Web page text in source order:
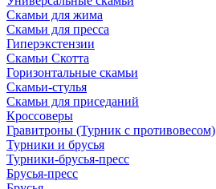
Скамьи для жима
Скамьи для пресса
Гиперэкстензии
Скамьи Скотта
Горизонтальные скамьи
Скамьи-стулья
Скамьи для приседаний
Кроссоверы
Гравитроны (Турник с противовесом)
Турники и брусья
Турники-брусья-пресс
Брусья-пресс